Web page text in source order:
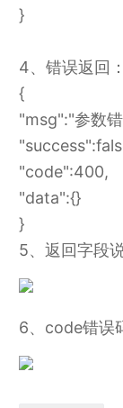
}
4、错误返回：
{
"msg":"参数
"code":400,
"data":{}
}
5、返回字段
6、code错误